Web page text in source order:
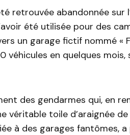
retrouvée abandonnée sur
été utilisée pour des
un garage fictif nommé «
en quelques mois,
des gendarmes qui, en
véritable toile d’araignée de
à des garages fantômes, a